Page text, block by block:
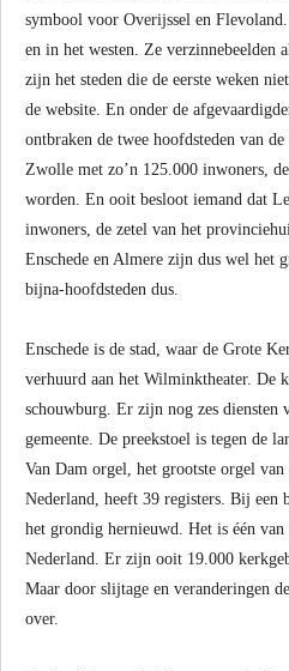
symbool voor Overijssel en
en in het westen. Ze verzinnebeelden
zijn het steden die de eerste weken
de website. En onder de
ontbraken de twee hoofdsteden van
Zwolle met zo’n 125.000 inwoners,
worden. En ooit besloot iemand dat
inwoners, de zetel van het
Enschede en Almere zijn dus wel het
bijna-hoofdsteden dus.
Enschede is de stad, waar de Grote
verhuurd aan het Wilminktheater. De
schouwburg. Er zijn nog zes diensten
gemeente. De preekstoel is tegen de
Van Dam orgel, het grootste orgel
Nederland, heeft 39 registers. Bij een
het grondig hernieuwd. Het is één
Nederland. Er zijn ooit 19.000
Maar door slijtage en veranderingen
over.